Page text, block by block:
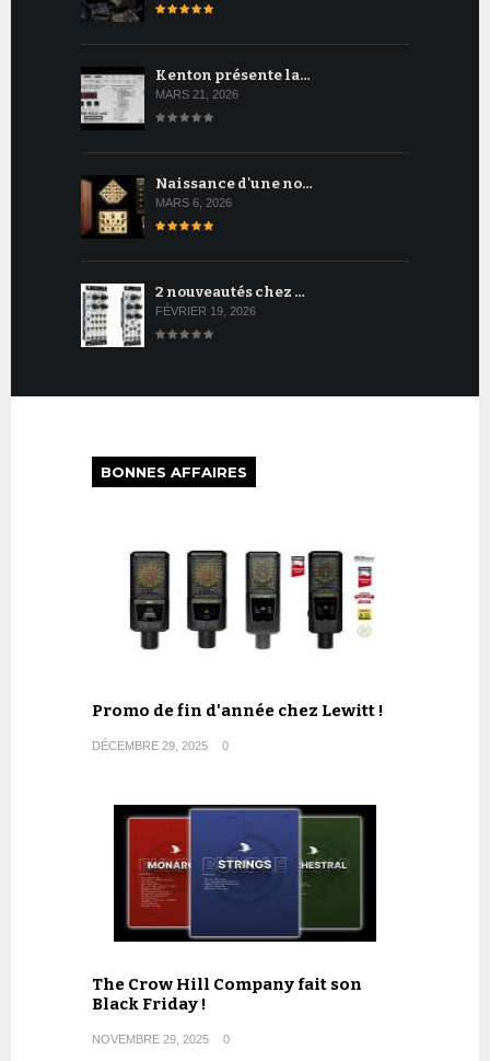
Kenton présente la…
MARS 21, 2026
Naissance d'une no…
MARS 6, 2026
2 nouveautés chez …
FÉVRIER 19, 2026
BONNES AFFAIRES
Promo de fin d'année chez Lewitt !
DÉCEMBRE 29, 2025 0
The Crow Hill Company fait son
Black Friday !
NOVEMBRE 29, 2025 0